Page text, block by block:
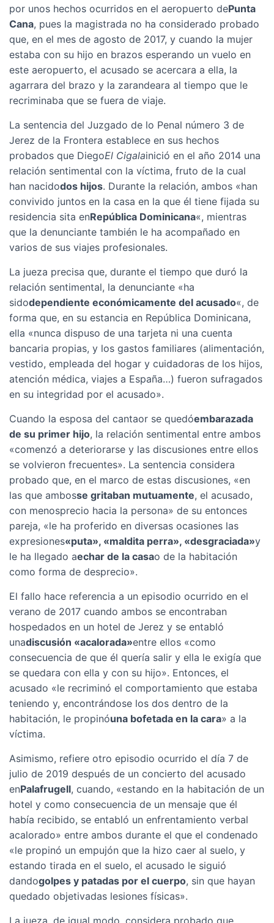
por unos hechos ocurridos en el aeropuerto dePunta
Cana, pues la magistrada no ha considerado probado
que, en el mes de agosto de 2017, y cuando la mujer
estaba con su hijo en brazos esperando un vuelo en
este aeropuerto, el acusado se acercara a ella, la
agarrara del brazo y la zarandeara al tiempo que le
recriminaba que se fuera de viaje.
La sentencia del Juzgado de lo Penal número 3 de
Jerez de la Frontera establece en sus hechos
probados que DiegoEl Cigalainició en el año 2014 una
relación sentimental con la víctima, fruto de la cual
han nacidodos hijos. Durante la relación, ambos «han
convivido juntos en la casa en la que él tiene fijada su
residencia sita enRepública Dominicana«, mientras
que la denunciante también le ha acompañado en
varios de sus viajes profesionales.
La jueza precisa que, durante el tiempo que duró la
relación sentimental, la denunciante «ha
sidodependiente económicamente del acusado«, de
forma que, en su estancia en República Dominicana,
ella «nunca dispuso de una tarjeta ni una cuenta
bancaria propias, y los gastos familiares (alimentación,
vestido, empleada del hogar y cuidadoras de los hijos,
atención médica, viajes a España…) fueron sufragados
en su integridad por el acusado».
Cuando la esposa del cantaor se quedóembarazada
de su primer hijo, la relación sentimental entre ambos
«comenzó a deteriorarse y las discusiones entre ellos
se volvieron frecuentes». La sentencia considera
probado que, en el marco de estas discusiones, «en
las que ambosse gritaban mutuamente, el acusado,
con menosprecio hacia la persona» de su entonces
pareja, «le ha proferido en diversas ocasiones las
expresiones«puta», «maldita perra», «desgraciada»y
le ha llegado aechar de la casao de la habitación
como forma de desprecio».
El fallo hace referencia a un episodio ocurrido en el
verano de 2017 cuando ambos se encontraban
hospedados en un hotel de Jerez y se entabló
unadiscusión «acalorada»entre ellos «como
consecuencia de que él quería salir y ella le exigía que
se quedara con ella y con su hijo». Entonces, el
acusado «le recriminó el comportamiento que estaba
teniendo y, encontrándose los dos dentro de la
habitación, le propinóuna bofetada en la cara» a la
víctima.
Asimismo, refiere otro episodio ocurrido el día 7 de
julio de 2019 después de un concierto del acusado
enPalafrugell, cuando, «estando en la habitación de un
hotel y como consecuencia de un mensaje que él
había recibido, se entabló un enfrentamiento verbal
acalorado» entre ambos durante el que el condenado
«le propinó un empujón que la hizo caer al suelo, y
estando tirada en el suelo, el acusado le siguió
dandogolpes y patadas por el cuerpo, sin que hayan
quedado objetivadas lesiones físicas».
La jueza, de igual modo, considera probado que,